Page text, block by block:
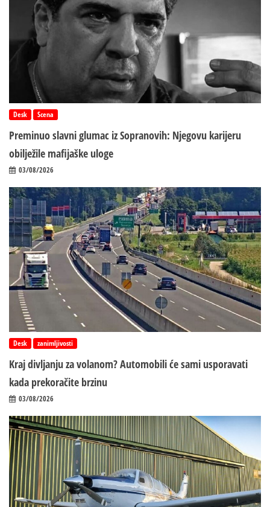
Desk Scena
Preminuo slavni glumac iz Sopranovih: Njegovu karijeru
obilježile mafijaške uloge
03/08/2026
Desk zanimljivosti
Kraj divljanju za volanom? Automobili će sami usporavati
kada prekoračite brzinu
03/08/2026